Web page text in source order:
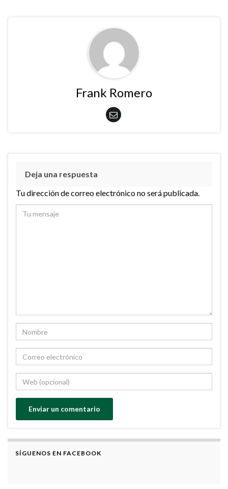
Frank Romero
Deja una respuesta
Tu dirección de correo electrónico no será publicada.
SÍGUENOS EN FACEBOOK